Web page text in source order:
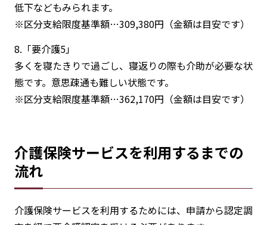
低下などもみられます。
※区分支給限度基準額…309,380円（金額は目安です）
8.「要介護5」
多くを寝たきりで過ごし、寝返りの際も介助が必要な状
態です。意思疎通も難しい状態です。
※区分支給限度基準額…362,170円（金額は目安です）
介護保険サービスを利用するまでの
流れ
介護保険サービスを利用するためには、申請から認定調